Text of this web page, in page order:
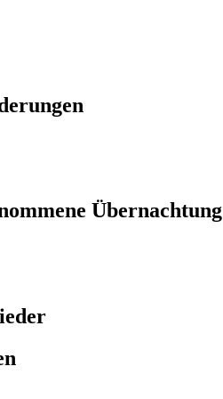
Übernachtung